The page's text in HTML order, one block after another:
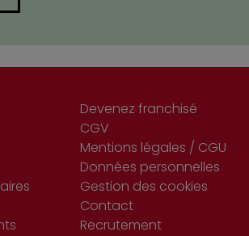
Devenez franchisé
CGV
Mentions légales / CGU
Données personnelles
Gestion des cookies
Contact
Recrutement